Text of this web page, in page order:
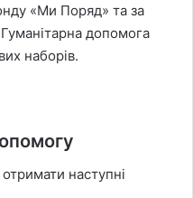
«Ми Поряд» та за
допомога
наборів.
наступні